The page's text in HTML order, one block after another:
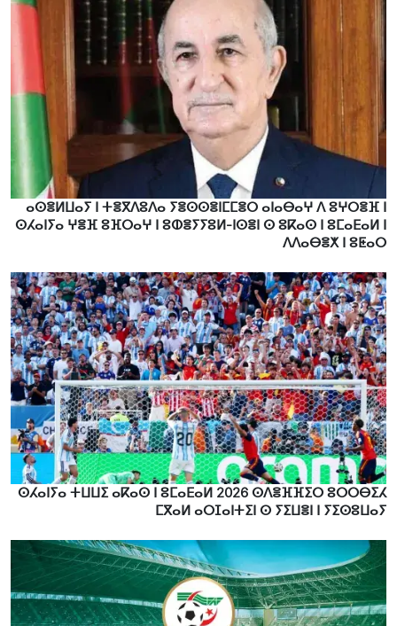
ⴰⵙⴻⵍⵡⴰⵢ ⵏ ⵜⴻⴳⴷⵓⴷⴰ ⵢⴻⵙⵙⴻⵏⵎⵎⴻⵔ ⴰⵏⴰⴱⴰⵖ ⴷ ⵓⵖⵔⴻⴼ ⵏ
ⵙⵃⴰⵏⵢⴰ ⵖⴻⴼ ⵓⴼⵔⴰⵖ ⵏ ⵓⵀⴻⵢⵢⵓⵍ-ⵏⵙⴻⵏ ⵙ ⵓⴽⴰⵙ ⵏ ⵓⵎⴰⴹⴰⵍ ⵏ
ⴷⴷⴰⴱⴻⵅ ⵏ ⵓⵟⴰⵔ
ⵙⵃⴰⵏⵢⴰ ⵜⵡⵡⵉ ⴰⴽⴰⵙ ⵏ ⵓⵎⴰⴹⴰⵍ 2026 ⵙⴷⴻⴼⴼⵉⵔ ⵓⵔⵔⴱⵉⵃ
ⵎⴳⴰⵍ ⴰⵔⵊⴰⵏⵜⵉⵏ ⵙ ⵢⵉⵡⴻⵏ ⵏ ⵢⵉⵙⵓⵡⴰⵢ